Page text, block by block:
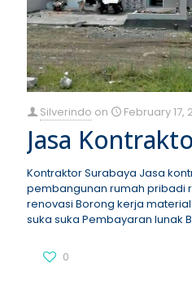
Silverindo on February 17,
Jasa
Kontraktor Surabaya Jasa
pembangunan rumah pribadi
renovasi Borong kerja
suka suka Pembayaran lunak
0